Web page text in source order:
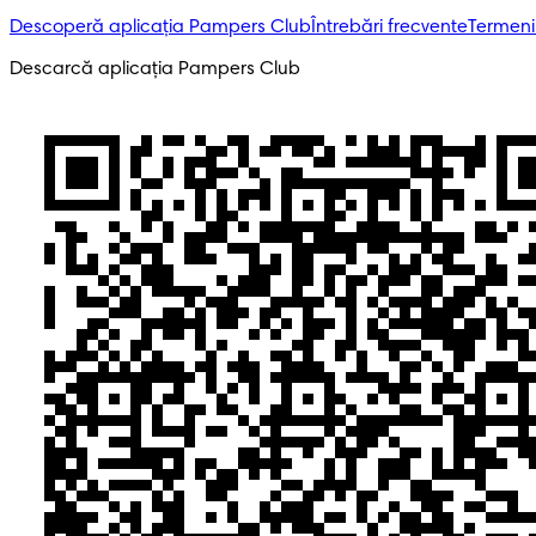
Descoperă aplicația Pampers Club Întrebări frecvente
Descarcă aplicația Pampers Club